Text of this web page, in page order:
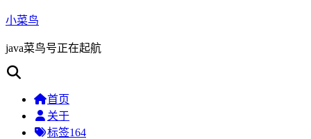
小菜鸟
java菜鸟号正在起航
首页
关于
标签164